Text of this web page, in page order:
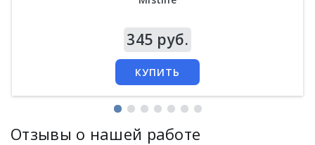
345 руб.
КУПИТЬ
Отзывы о нашей работе